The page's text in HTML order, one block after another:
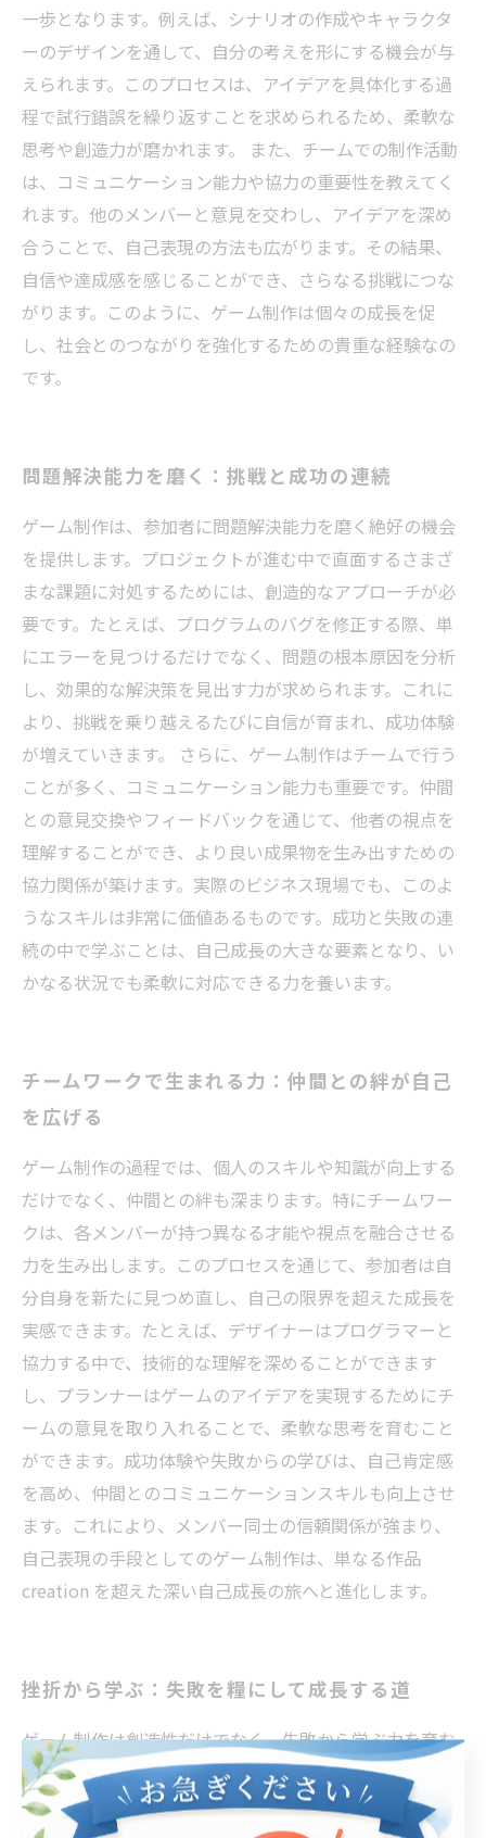
一歩となります。例えば、シナリオの作成やキャラクタ
ーのデザインを通して、自分の考えを形にする機会が与
えられます。このプロセスは、アイデアを具体化する過
程で試行錯誤を繰り返すことを求められるため、柔軟な
思考や創造力が磨かれます。 また、チームでの制作活動
は、コミュニケーション能力や協力の重要性を教えてく
れます。他のメンバーと意見を交わし、アイデアを深め
合うことで、自己表現の方法も広がります。その結果、
自信や達成感を感じることができ、さらなる挑戦につな
がります。このように、ゲーム制作は個々の成長を促
し、社会とのつながりを強化するための貴重な経験なの
です。
問題解決能力を磨く：挑戦と成功の連続
ゲーム制作は、参加者に問題解決能力を磨く絶好の機会
を提供します。プロジェクトが進む中で直面するさまざ
まな課題に対処するためには、創造的なアプローチが必
要です。たとえば、プログラムのバグを修正する際、単
にエラーを見つけるだけでなく、問題の根本原因を分析
し、効果的な解決策を見出す力が求められます。これに
より、挑戦を乗り越えるたびに自信が育まれ、成功体験
が増えていきます。 さらに、ゲーム制作はチームで行う
ことが多く、コミュニケーション能力も重要です。仲間
との意見交換やフィードバックを通じて、他者の視点を
理解することができ、より良い成果物を生み出すための
協力関係が築けます。実際のビジネス現場でも、このよ
うなスキルは非常に価値あるものです。成功と失敗の連
続の中で学ぶことは、自己成長の大きな要素となり、い
かなる状況でも柔軟に対応できる力を養います。
チームワークで生まれる力：仲間との絆が自己
を広げる
ゲーム制作の過程では、個人のスキルや知識が向上する
だけでなく、仲間との絆も深まります。特にチームワー
クは、各メンバーが持つ異なる才能や視点を融合させる
力を生み出します。このプロセスを通じて、参加者は自
分自身を新たに見つめ直し、自己の限界を超えた成長を
実感できます。たとえば、デザイナーはプログラマーと
協力する中で、技術的な理解を深めることができます
し、プランナーはゲームのアイデアを実現するためにチ
ームの意見を取り入れることで、柔軟な思考を育むこと
ができます。成功体験や失敗からの学びは、自己肯定感
を高め、仲間とのコミュニケーションスキルも向上させ
ます。これにより、メンバー同士の信頼関係が強まり、
自己表現の手段としてのゲーム制作は、単なる作品
creation を超えた深い自己成長の旅へと進化します。
挫折から学ぶ：失敗を糧にして成長する道
ゲーム制作は創造性だけでなく、失敗から学ぶ力を育む
場でもあります。挫折を経験することで、参加者は問題
解決能力を高め、次の挑戦に向けた準備が整います。た